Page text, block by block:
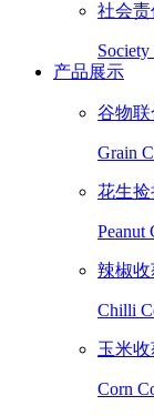
社会责
产品展示
谷物
Grain
花生
Peanut
辣椒
Chilli
玉米
Corn